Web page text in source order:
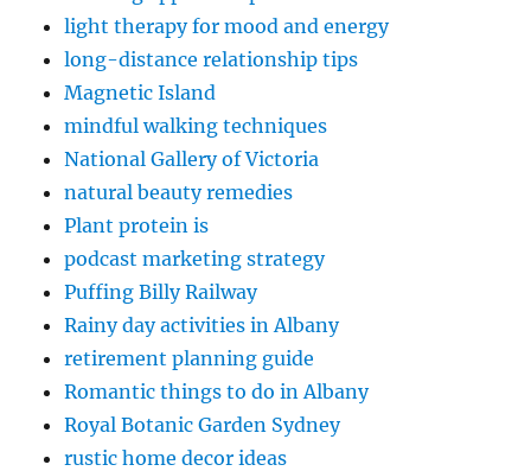
light therapy for mood and energy
long-distance relationship tips
Magnetic Island
mindful walking techniques
National Gallery of Victoria
natural beauty remedies
Plant protein is
podcast marketing strategy
Puffing Billy Railway
Rainy day activities in Albany
retirement planning guide
Romantic things to do in Albany
Royal Botanic Garden Sydney
rustic home decor ideas